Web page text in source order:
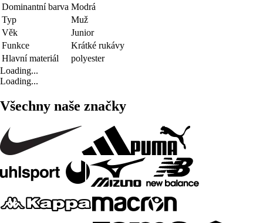
Dominantní barva Modrá
Typ
Muž
Věk
Junior
Funkce
Krátké rukávy
Hlavní materiál
polyester
Loading...
Loading...
Všechny naše značky